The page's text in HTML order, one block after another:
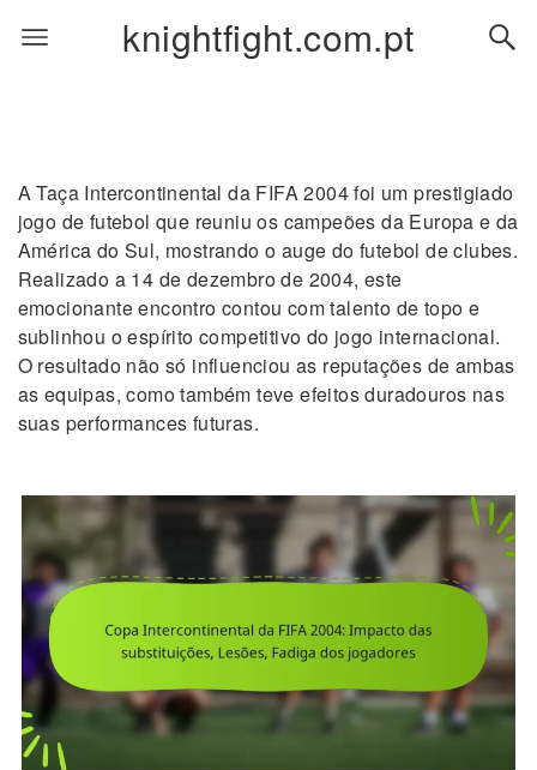
knightfight.com.pt
A Taça Intercontinental da FIFA 2004 foi um prestigiado
jogo de futebol que reuniu os campeões da Europa e da
América do Sul, mostrando o auge do futebol de clubes.
Realizado a 14 de dezembro de 2004, este
emocionante encontro contou com talento de topo e
sublinhou o espírito competitivo do jogo internacional.
O resultado não só influenciou as reputações de ambas
as equipas, como também teve efeitos duradouros nas
suas performances futuras.